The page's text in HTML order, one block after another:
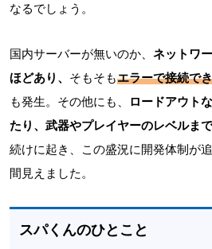
なるでしょう。
国内サーバーが無いのか、 ネットワ
ほどあり、 そもそもエラーで接続で
も発生。その他にも、
ロードアウト
たり、武器やプレイヤーのレベルま
続けに起き、この盛況に開発体制が
間見えました。
スパくんのひとこと